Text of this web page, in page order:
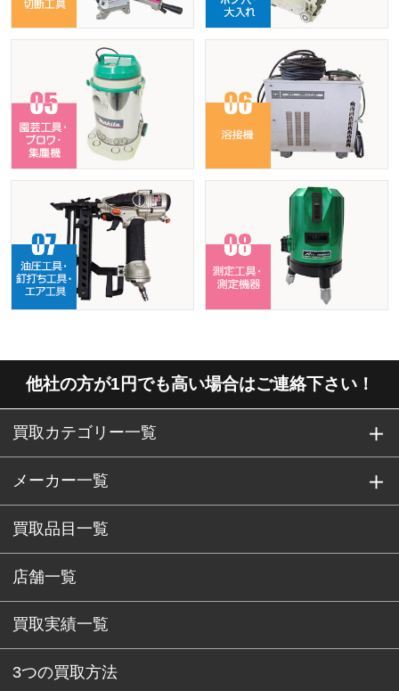
他社の方が1円でも高い場合はご連絡下さい！
買取カテゴリー一覧
メーカー一覧
買取品目一覧
店舗一覧
買取実績一覧
3つの買取方法